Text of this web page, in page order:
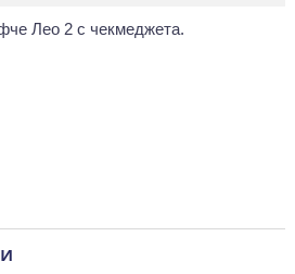
Лео 2 с чекмеджета.